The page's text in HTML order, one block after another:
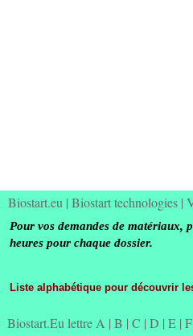
Pour vos demandes de matériaux,
heures pour chaque dossier.
Biostart.eu | Biostart technologies |
Liste alphabétique pour découvrir
Biostart.Eu lettre A | B | C | D | E | F